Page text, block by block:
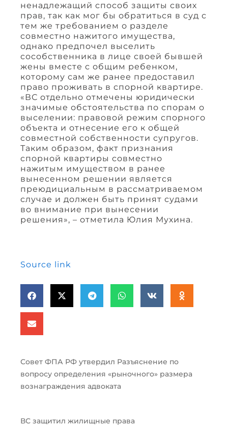
ненадлежащий способ защиты своих
прав, так как мог бы обратиться в суд с
тем же требованием о разделе
совместно нажитого имущества,
однако предпочел выселить
сособственника в лице своей бывшей
жены вместе с общим ребенком,
которому сам же ранее предоставил
право проживать в спорной квартире.
«ВС отдельно отмечены юридически
значимые обстоятельства по спорам о
выселении: правовой режим спорного
объекта и отнесение его к общей
совместной собственности супругов.
Таким образом, факт признания
спорной квартиры совместно
нажитым имуществом в ранее
вынесенном решении является
преюдициальным в рассматриваемом
случае и должен быть принят судами
во внимание при вынесении
решения», – отметила Юлия Мухина.
Source link
Совет ФПА РФ утвердил Разъяснение по
вопросу определения «рыночного» размера
вознаграждения адвоката
ВС защитил жилищные права